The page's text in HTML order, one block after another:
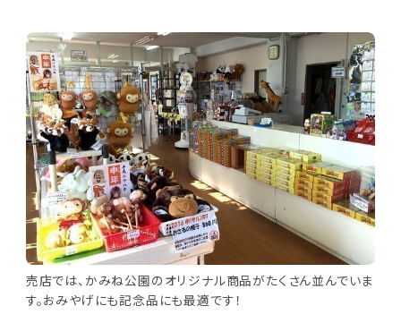
売店では、かみね公園のオリジナル商品がたくさん並んでいま
す。おみやげにも記念品にも最適です！